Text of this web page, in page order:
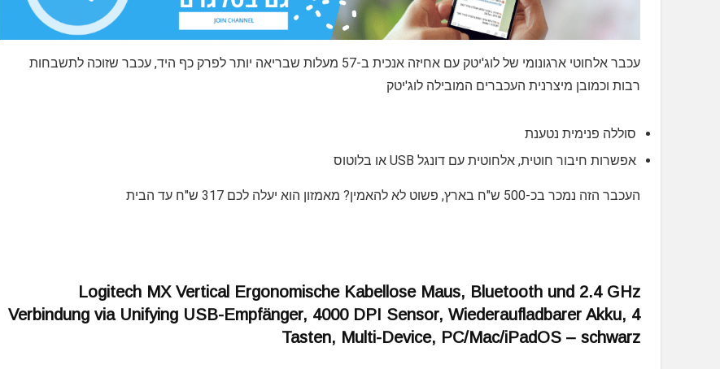
עכבר אלחוטי ארגונומי של לוג'יטק עם אחיזה אנכית ב-57 מעלות שבריאה יותר לפרק כף היד, עכבר שזוכה לתשבחות
רבות וכמובן מיצרנית העכברים המובילה לוג'יטק
סוללה פנימית נטענת
אפשרות חיבור חוטית, אלחוטית עם דונגל USB או בלוטוס
העכבר הזה נמכר בכ-500 ש"ח בארץ, פשוט לא להאמין? מאמזון הוא יעלה לכם 317 ש"ח עד הבית
Logitech MX Vertical Ergonomische Kabellose Maus, Bluetooth und 2.4 GHz
Verbindung via Unifying USB-Empfänger, 4000 DPI Sensor, Wiederaufladbarer Akku, 4
Tasten, Multi-Device, PC/Mac/iPadOS – schwarz